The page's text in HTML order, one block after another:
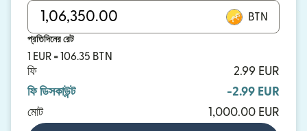
BTN
প্রতিদিনের রেট
1 EUR = 106.35 BTN
ফি
2.99 EUR
ফি ডিসকাউন্ট
-2.99 EUR
মোট
1,000.00 EUR